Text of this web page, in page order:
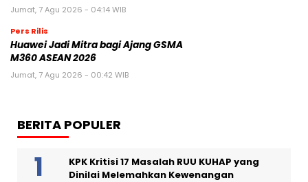
Jumat, 7 Agu 2026 - 04:14 WIB
Pers Rilis
Huawei Jadi Mitra bagi Ajang GSMA
M360 ASEAN 2026
Jumat, 7 Agu 2026 - 00:42 WIB
BERITA POPULER
KPK Kritisi 17 Masalah RUU KUHAP yang
Dinilai Melemahkan Kewenangan